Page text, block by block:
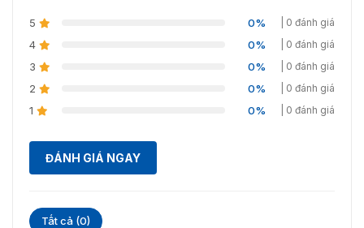
5 0% | 0 đánh giá
4 0% | 0 đánh giá
3 0% | 0 đánh giá
2 0% | 0 đánh giá
1 0% | 0 đánh giá
ĐÁNH GIÁ NGAY
Tất cả (0)